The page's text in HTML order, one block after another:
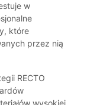
w
które
przez nią
RECTO
wysokiej